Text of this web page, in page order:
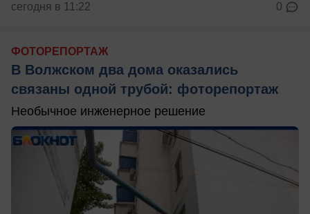
сегодня в 11:22 0
ФОТОРЕПОРТАЖ
В Волжском два дома оказались
связаны одной трубой: фоторепортаж
Необычное инженерное решение